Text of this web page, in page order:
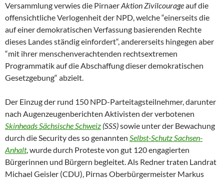
Versammlung verwies die PirnaerAktion Zivilcourageauf die
offensichtliche Verlogenheit der NPD, welche “einerseits die
auf einer demokratischen Verfassung basierenden Rechte
dieses Landes ständig einfordert“, andererseits hingegen aber
“mit ihrer menschenverachtenden rechtsextremen
Programmatik auf die Abschaffung dieser demokratischen
Gesetzgebung“ abzielt.
Der Einzug der rund 150 NPD-Parteitagsteilnehmer, darunter
nach Augenzeugenberichten Aktivisten der verbotenen
Skinheads Sächsische Schweiz (SSS)sowie unter der Bewachung
durch die Security des so genannten Selbst-Schutz Sachsen-
Anhalt, wurde durch Proteste von gut 120 engagierten
Bürgerinnen und Bürgern begleitet. Als Redner traten Landrat
Michael Geisler (CDU), Pirnas Oberbürgermeister Markus